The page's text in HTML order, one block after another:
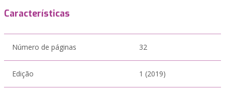
Características
Número de páginas 32
Edição 1 (2019)